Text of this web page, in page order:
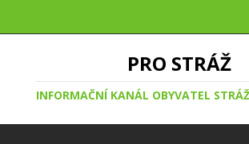
PRO STRÁŽ
INFORMAČNÍ KANÁL OBYVATEL